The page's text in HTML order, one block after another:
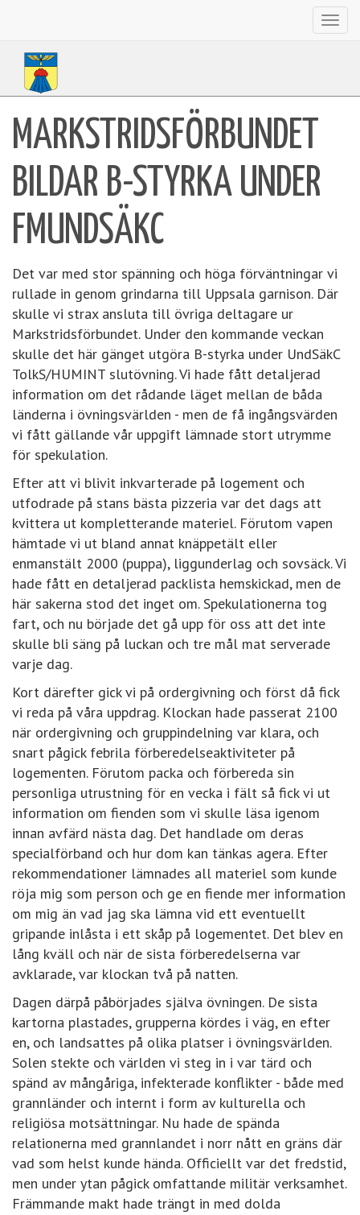
MARKSTRIDSFÖRBUNDET
BILDAR B-STYRKA UNDER
FMUNDSÄKC
Det var med stor spänning och höga förväntningar vi
rullade in genom grindarna till Uppsala garnison. Där
skulle vi strax ansluta till övriga deltagare ur
Markstridsförbundet. Under den kommande veckan
skulle det här gänget utgöra B-styrka under UndSäkC
TolkS/HUMINT slutövning. Vi hade fått detaljerad
information om det rådande läget mellan de båda
länderna i övningsvärlden - men de få ingångsvärden
vi fått gällande vår uppgift lämnade stort utrymme
för spekulation.
Efter att vi blivit inkvarterade på logement och
utfodrade på stans bästa pizzeria var det dags att
kvittera ut kompletterande materiel. Förutom vapen
hämtade vi ut bland annat knäppetält eller
enmanstält 2000 (puppa), liggunderlag och sovsäck. Vi
hade fått en detaljerad packlista hemskickad, men de
här sakerna stod det inget om. Spekulationerna tog
fart, och nu började det gå upp för oss att det inte
skulle bli säng på luckan och tre mål mat serverade
varje dag.
Kort därefter gick vi på ordergivning och först då fick
vi reda på våra uppdrag. Klockan hade passerat 2100
när ordergivning och gruppindelning var klara, och
snart pågick febrila förberedelseaktiviteter på
logementen. Förutom packa och förbereda sin
personliga utrustning för en vecka i fält så fick vi ut
information om fienden som vi skulle läsa igenom
innan avfärd nästa dag. Det handlade om deras
specialförband och hur dom kan tänkas agera. Efter
rekommendationer lämnades all materiel som kunde
röja mig som person och ge en fiende mer information
om mig än vad jag ska lämna vid ett eventuellt
gripande inlåsta i ett skåp på logementet. Det blev en
lång kväll och när de sista förberedelserna var
avklarade, var klockan två på natten.
Dagen därpå påbörjades själva övningen. De sista
kartorna plastades, grupperna kördes i väg, en efter
en, och landsattes på olika platser i övningsvärlden.
Solen stekte och världen vi steg in i var tärd och
spänd av mångåriga, infekterade konflikter - både med
grannländer och internt i form av kulturella och
religiösa motsättningar. Nu hade de spända
relationerna med grannlandet i norr nått en gräns där
vad som helst kunde hända. Officiellt var det fredstid,
men under ytan pågick omfattande militär verksamhet.
Främmande makt hade trängt in med dolda